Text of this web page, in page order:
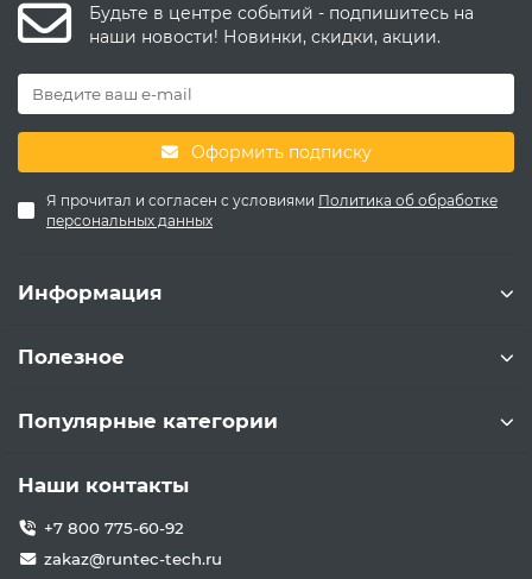
Будьте в центре событий - подпишитесь на
наши новости! Новинки, скидки, акции.
Оформить подписку
Я прочитал и согласен с условиями Политика об обработке
персональных данных
Информация
Полезное
Популярные категории
Наши контакты
+7 800 775-60-92
zakaz@runtec-tech.ru